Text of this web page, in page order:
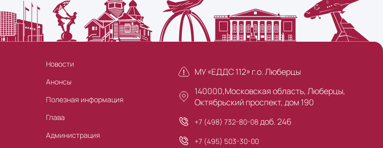
Новости
Анонсы
Полезная информация
Глава
Администрация
МУ «ЕДДС 112» г.о. Люберцы
140000,Московская область, Люберцы,
Октябрьский проспект, дом 190
+7 (498) 732-80-08 доб. 246
+7 (495) 503-30-00